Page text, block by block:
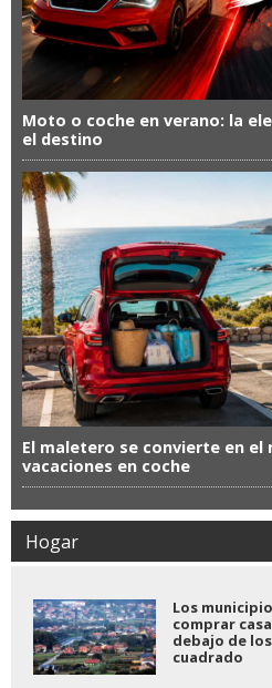
Moto o coche en verano: la
el destino
El maletero se convierte en el
vacaciones en coche
Hogar
Los
comprar
debajo de
cuadrado